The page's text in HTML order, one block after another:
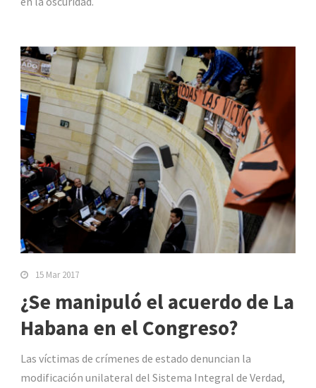
15 Mar 2017
¿Se manipuló el acuerdo de La
Habana en el Congreso?
Las víctimas de crímenes de estado denuncian la
modificación unilateral del Sistema Integral de Verdad,